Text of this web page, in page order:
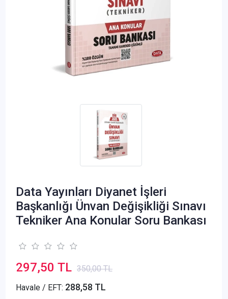
Data Yayınları Diyanet İşleri
Başkanlığı Ünvan Değişikliği Sınavı
Tekniker Ana Konular Soru Bankası
297,50 TL 350,00 TL
Havale / EFT: 288,58 TL